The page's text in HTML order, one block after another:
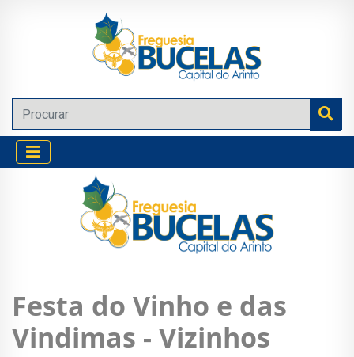
Festa do Vinho e das
Vindimas - Vizinhos